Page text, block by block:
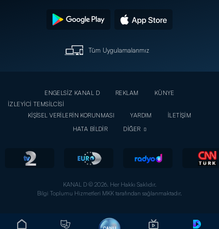
Tüm Uygulamalarımız
ENGELSİZ KANAL D REKLAM
KÜNYE
İZLEYİCİ TEMSİLCİSİ
KİŞİSEL VERİLERİN KORUNMASI
YARDIM
İLETİŞİM
HATA BİLDİR
DİĞER
KANAL D © 2026. Her Hakkı Saklıdır.
Bilgi Toplumu Hizmetleri MKK tarafından sağlanmaktadır.